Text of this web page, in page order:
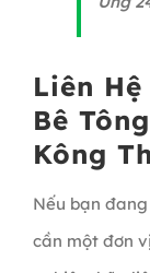
Liên
Bê
Kông
Nếu bạn
cần một đơn